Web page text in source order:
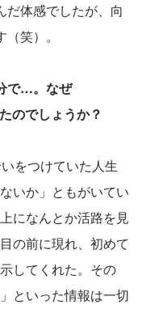
だ体感でしたが、向
笑）。
で…。なぜ
のでしょうか？
をつけていた人生
いか」ともがいてい
になんとか活路を見
の前に現れ、初めて
してくれた。その
といった情報は一切